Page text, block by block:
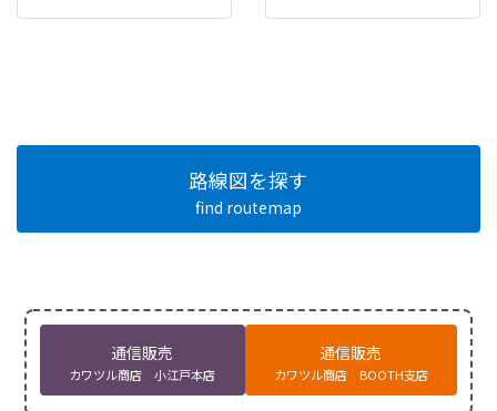
路線図を探す
find routemap
通信販売
カワツル商店 小江戸本店
通信販売
カワツル商店 BOOTH支店